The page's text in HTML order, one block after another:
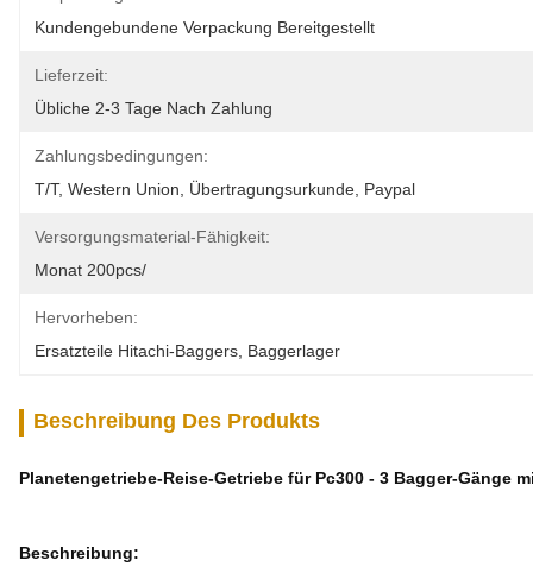
Kundengebundene Verpackung Bereitgestellt
Lieferzeit:
Übliche 2-3 Tage Nach Zahlung
Zahlungsbedingungen:
T/T, Western Union, Übertragungsurkunde, Paypal
Versorgungsmaterial-Fähigkeit:
Monat 200pcs/
Hervorheben:
Ersatzteile Hitachi-Baggers Baggerlager
Beschreibung Des Produkts
Planetengetriebe-Reise-Getriebe für Pc300 - 3 Bagger-Gänge
Beschreibung: